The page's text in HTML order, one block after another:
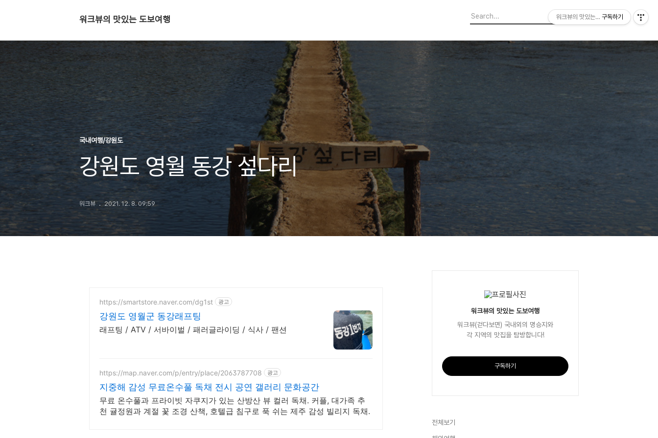
워크뷰의 맛있는 도보여행
국내여행/강원도
강원도 영월 동강 섶다리
워크뷰 2021. 12. 8. 09:59
https://smartstore.naver.com/dg1st 광고
강원도 영월군 동강래프팅
래프팅 / ATV / 서바이벌 / 패러글라이딩 / 식사 / 팬션
https://map.naver.com/p/entry/place/2063787708 광고
지중해 감성 무료온수풀 독채 전시 공연 갤러리 문화공간
무료 온수풀과 프라이빗 자쿠지가 있는 산방산 뷰 컬러 독채. 커플, 대가족 추
천 귤정원과 계절 꽃 조경 산책, 호텔급 침구로 푹 쉬는 제주 감성 빌리지 독채.
워크뷰의 맛있는 도보여행
워크뷰(걷다보면) 국내외의 명승지와
각 지역의 맛집을 탐방합니다!
구독하기
전체보기
워크뷰의 맛있는 도보여행
구독하기